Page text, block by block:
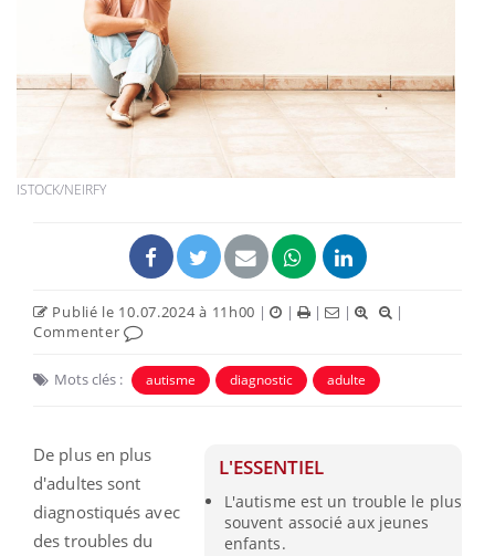
ISTOCK/NEIRFY
Publié le 10.07.2024 à 11h00 | | | |
|
Commenter
Mots clés : autisme diagnostic adulte
L'ESSENTIEL
L'autisme est un trouble le plus
souvent associé aux jeunes
enfants.
De plus en plus
d'adultes sont
diagnostiqués avec
des troubles du